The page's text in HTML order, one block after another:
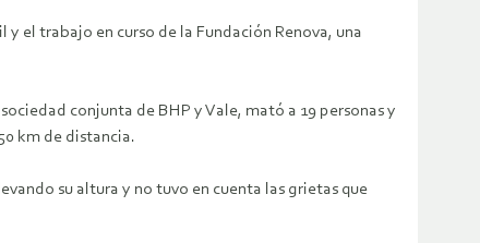
el trabajo en curso de la Fundación Renova, una
conjunta de BHP y Vale, mató a 19 personas y
km de distancia.
su altura y no tuvo en cuenta las grietas que